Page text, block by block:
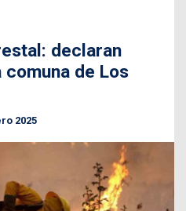
declaran
de Los
2025